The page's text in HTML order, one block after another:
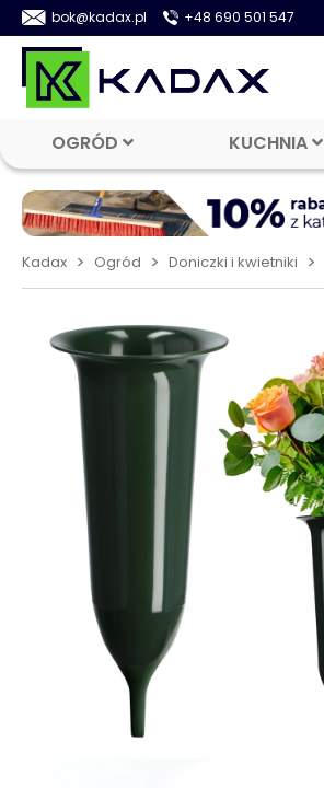
bok@kadax.pl +48 690 501 547
OGRÓD KUCHNIA
Kadax > Ogród > Doniczki i kwietniki >